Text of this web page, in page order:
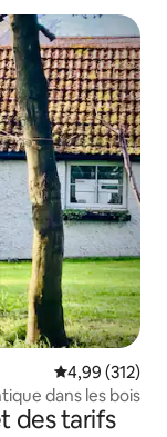
Évaluation
4,99 (312)
dans les bois
des tarifs